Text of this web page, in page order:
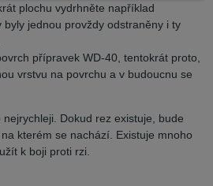
plochu vydrhněte například
byly jednou provždy odstraněny i ty
přípravek WD-40, tentokrát proto,
vrstvu na povrchu a v budoucnu se
Dokud rez existuje, bude
kterém se nachází. Existuje mnoho
k boji proti rzi.